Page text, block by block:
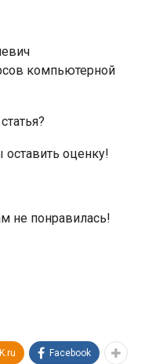
компьютерной
оставить оценку!
не понравилась!
Facebook